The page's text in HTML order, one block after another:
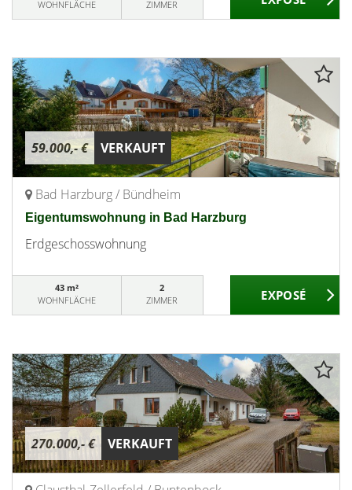
WOHNFLÄCHE
ZIMMER
59.000,- € VERKAUFT
Bad Harzburg / Bündheim
Eigentumswohnung in Bad Harzburg
Erdgeschosswohnung
43 m²
WOHNFLÄCHE
2
ZIMMER
270.000,- € VERKAUFT